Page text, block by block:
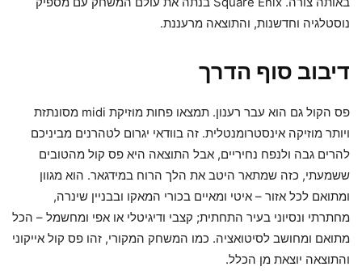
נוסטלגיה וחדשנות, והתוצאה מרעננת.
דיבוב סוף הדרך
פס הקול גם הוא עבר רענון. תמצאו פחות מוזיקת midi מסונתזת
ויותר מוזיקה אינסטרומנטלית. זה בוודאי יגרום לטהרנים מביניכם
להרים גבה ולנפח נחיריים, אבל התוצאה היא פס קול מהטובים
ששמעתי, כזה שמתאר היטב את הלך הרוח במידגאר. הוא מגוון
ומתואם לכל אזור – איטי ומאיים בכורי המאקו ובבניין שינרה,
מחתרתי ונסיוני בעיר התחתית; קצבי ודיגיטלי או אפי ומחשמל – הכל
מתואם ומחושב לסיטואציה. כמו המשחק המקורי, זהו פס קול אייקוני
והתוצאה יוצאת מן הכלל.